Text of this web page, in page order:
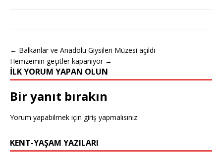
← Balkanlar ve Anadolu Giysileri Müzesi açıldı
Hemzemin geçitler kapanıyor →
İLK YORUM YAPAN OLUN
Bir yanıt bırakın
Yorum yapabilmek için giriş yapmalısınız.
KENT-YAŞAM YAZILARI